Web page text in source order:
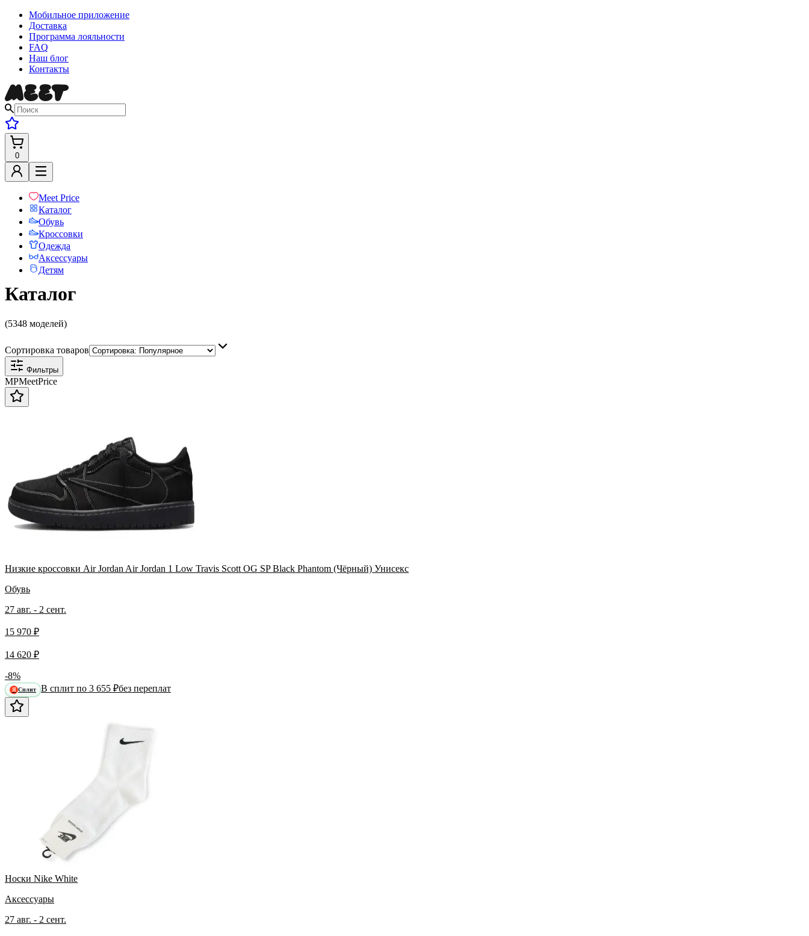
Мобильное приложение
Доставка
Программа лояльности
FAQ
Наш блог
Контакты
0
Meet Price
Каталог
Обувь
Кроссовки
Одежда
Аксессуары
Детям
Каталог
(5348 моделей)
Сортировка товаров
Фильтры
MPMeetPrice
Низкие кроссовки Air Jordan Air Jordan 1 Low Travis Scott OG SP Black Phantom (Чёрный) Унисекс
Обувь
27 авг. - 2 сент.
15 970 ₽
14 620 ₽
-8%
Я Сплит В сплит по 3 655 ₽без переплат
Носки Nike White
Аксессуары
27 авг. - 2 сент.